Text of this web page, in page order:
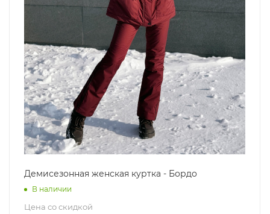
Демисезонная женская куртка - Бордо
В наличии
Цена со скидкой